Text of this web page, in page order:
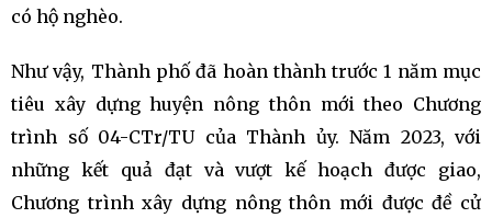
có hộ nghèo.
Như vậy, Thành phố đã hoàn thành trước 1 năm mục
tiêu xây dựng huyện nông thôn mới theo Chương
trình số 04-CTr/TU của Thành ủy. Năm 2023, với
những kết quả đạt và vượt kế hoạch được giao,
Chương trình xây dựng nông thôn mới được đề cử